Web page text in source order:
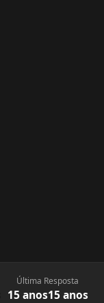
Última Resposta
15 anos15 anos